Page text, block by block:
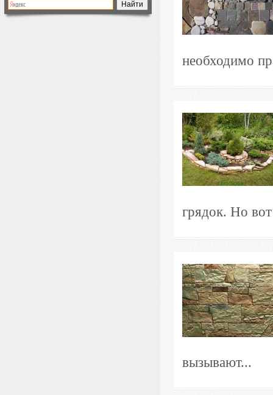
необходимо
грядок. Но
вызывают...